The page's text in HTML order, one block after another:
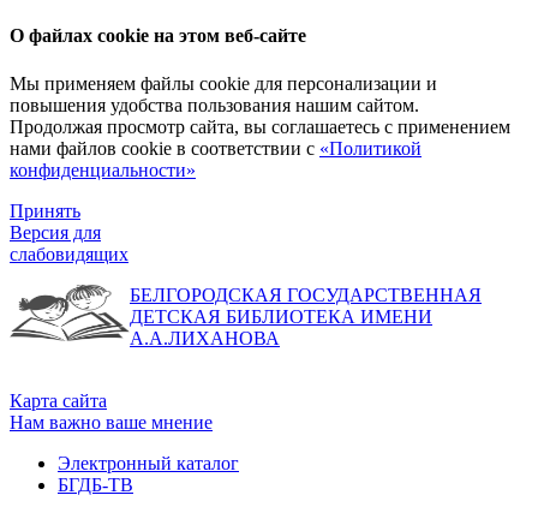
О файлах cookie на этом веб-сайте
Мы применяем файлы cookie для персонализации и
повышения удобства пользования нашим сайтом.
Продолжая просмотр сайта, вы соглашаетесь с применением
нами файлов cookie в соответствии с «Политикой
конфиденциальности»
Принять
Версия для
слабовидящих
БЕЛГОРОДСКАЯ ГОСУДАРСТВЕННАЯ
ДЕТСКАЯ БИБЛИОТЕКА ИМЕНИ
А.А.ЛИХАНОВА
Карта сайта
Нам важно ваше мнение
Электронный каталог
БГДБ-ТВ